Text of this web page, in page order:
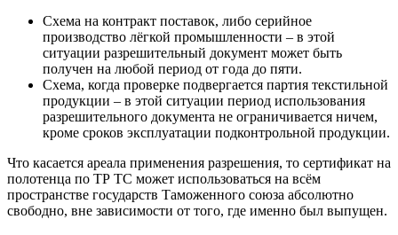
Схема на контракт поставок, либо серийное
производство лёгкой промышленности – в этой
ситуации разрешительный документ может быть
получен на любой период от года до пяти.
Схема, когда проверке подвергается партия текстильной
продукции – в этой ситуации период использования
разрешительного документа не ограничивается ничем,
кроме сроков эксплуатации подконтрольной продукции.
Что касается ареала применения разрешения, то сертификат на
полотенца по ТР ТС может использоваться на всём
пространстве государств Таможенного союза абсолютно
свободно, вне зависимости от того, где именно был выпущен.